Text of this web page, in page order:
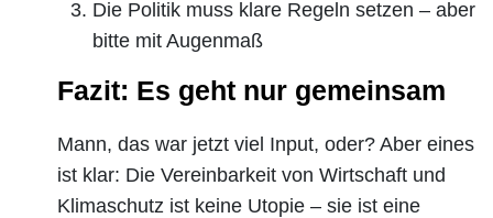
Die Politik muss klare Regeln setzen – aber
bitte mit Augenmaß
Fazit: Es geht nur gemeinsam
Mann, das war jetzt viel Input, oder? Aber eines
ist klar: Die Vereinbarkeit von Wirtschaft und
Klimaschutz ist keine Utopie – sie ist eine